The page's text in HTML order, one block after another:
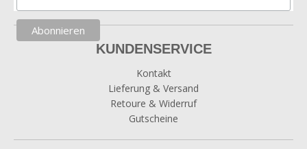
KUNDENSERVICE
Kontakt
Lieferung & Versand
Retoure & Widerruf
Gutscheine